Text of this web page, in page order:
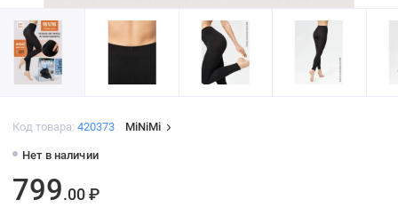
Код товара: 420373 MiNiMi
Нет в наличии
799.00 ₽